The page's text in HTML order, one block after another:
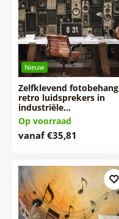
Nieuw
Zelfklevend fotobehang
retro luidsprekers in
industriële…
Op voorraad
vanaf €35,81